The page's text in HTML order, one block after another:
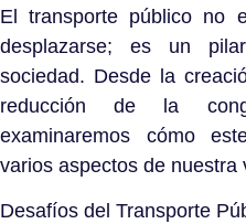
El transporte público no
desplazarse; es un
sociedad. Desde la
reducción de la
examinaremos cómo
varios aspectos de nuestra
Desafíos del Transporte